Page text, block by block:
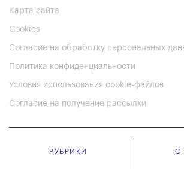
Карта сайта
Cookies
Согласие на обработку персональных
Политика конфиденциальности
Условия использования cookie-файлов
Согласие на получение рассылки
РУБРИКИ О